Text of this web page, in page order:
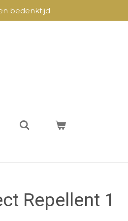
bedenktijd
Repellent 1